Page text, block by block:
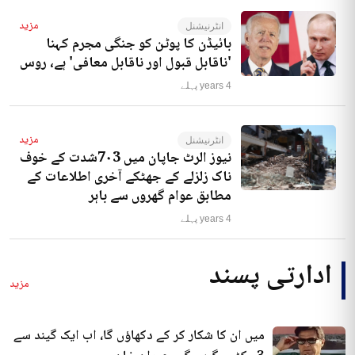
انٹرنیشنل مزید
بائیڈن کا پوٹن کو جنگی مجرم کہنا
'ناقابل قبول اور ناقابل معافی' ہے، روس
4 years پہلے
انٹرنیشنل مزید
نیوز الرٹ جاپان میں 7۰3شدت کے خوف
ناک زلزلے کے جھٹکے آخری اطلاعات کے
مطابق عوام گھروں سے باہر
4 years پہلے
ادارتی پسند مزید
میں ان کا شکار کر کے دکھاؤں گا، اب ایک گیند سے